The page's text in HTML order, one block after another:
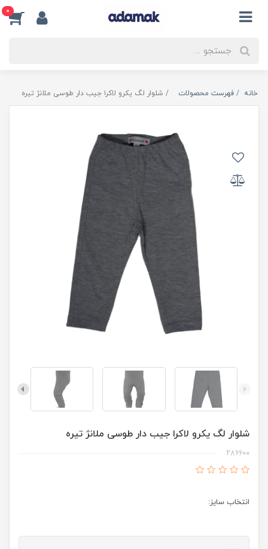
0
خانه فهرست محصولات شلوار لگ یکرو لاکرا جیب دار طوسی ملانژ تیره
شلوار لگ یکرو لاکرا جیب دار طوسی ملانژ تیره
286600
انتخاب سایز: